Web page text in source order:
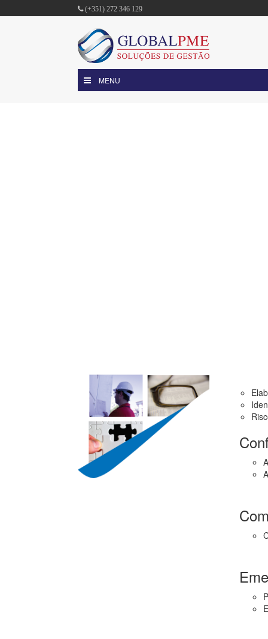
(+351) 272 346 129
MENU